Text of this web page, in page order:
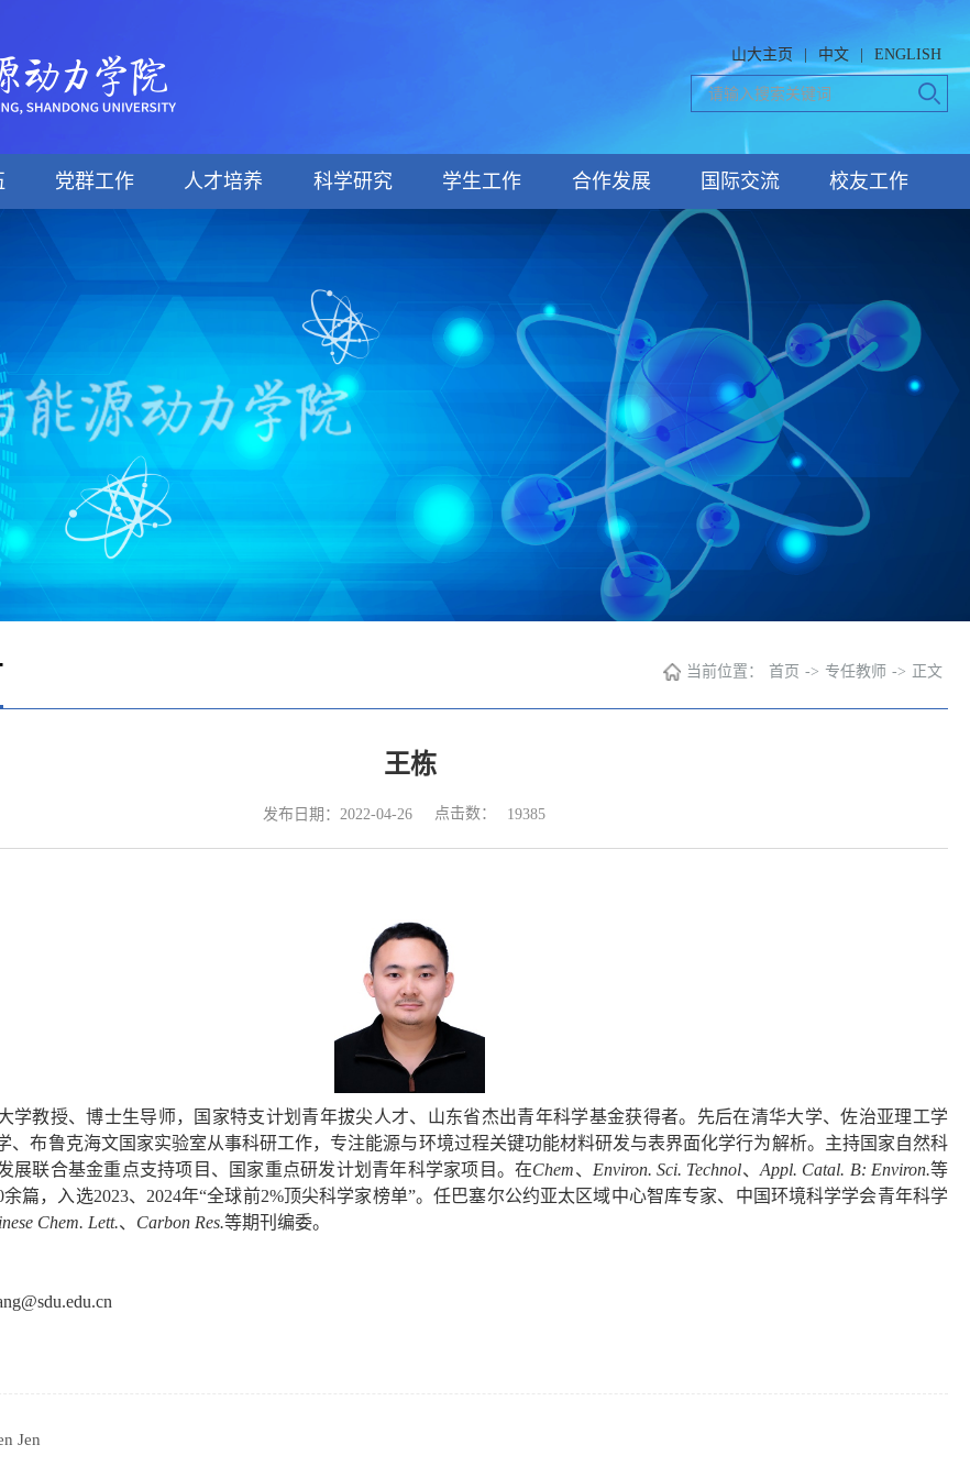
山大主页 中文 ENGLISH
党群工作 人才培养 科学研究 学生工作 合作发展 国际交流 校友工作
当前位置： 首页 -> 专任教师 -> 正文
王栋
发布日期：2022-04-26 点击数： 19385
学教授、博士生导师，国家特支计划青年拔尖人才、山东省杰出青年科学基金获得者。先后在清华大学、佐治亚理工学
、布鲁克海文国家实验室从事科研工作，专注能源与环境过程关键功能材料研发与表界面化学行为解析。主持国家自然科
展联合基金重点支持项目、国家重点研发计划青年科学家项目。在Chem、 Environ. Sci. Technol、 Appl. Catal. B: Environ.等
余篇，入选2023、 2024年“全球前2%顶尖科学家榜单”。任巴塞尔公约亚太区域中心智库专家、中国环境科学学会青年科学
Chem. Lett.、 Carbon Res.等期刊编委。
Jen